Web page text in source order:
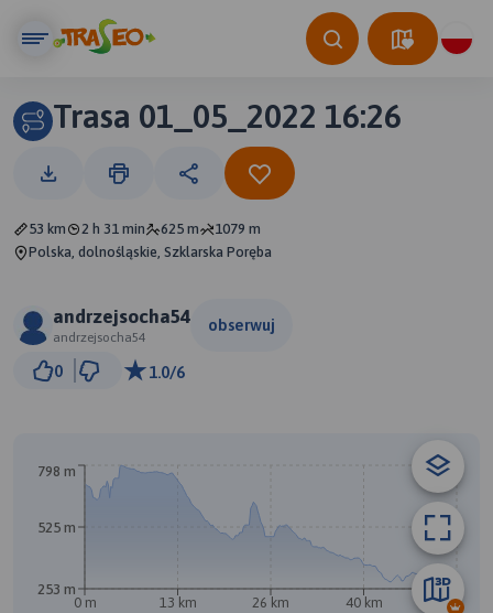
Trasa 01_05_2022 16:26
53 km 2 h 31 min 625 m
1079 m
Polska, dolnośląskie, Szklarska Poręba
andrzejsocha54
andrzejsocha54
obserwuj
0 1.0/6
0 m 13 km 26 km 40 km 53 km
253 m
525 m
798 m